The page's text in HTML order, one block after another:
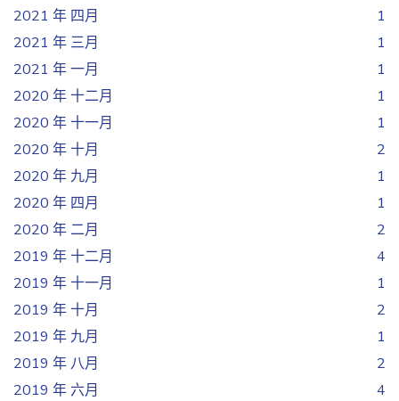
2021 年 四月
1
2021 年 三月
1
2021 年 一月
1
2020 年 十二月
1
2020 年 十一月
1
2020 年 十月
2
2020 年 九月
1
2020 年 四月
1
2020 年 二月
2
2019 年 十二月
4
2019 年 十一月
1
2019 年 十月
2
2019 年 九月
1
2019 年 八月
2
2019 年 六月
4